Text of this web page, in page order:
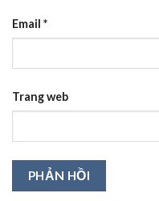
Email *
Trang web